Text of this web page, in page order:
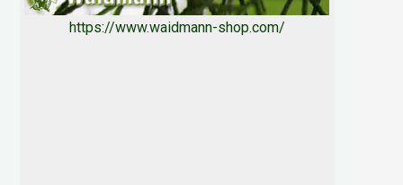
https://www.waidmann-shop.com/